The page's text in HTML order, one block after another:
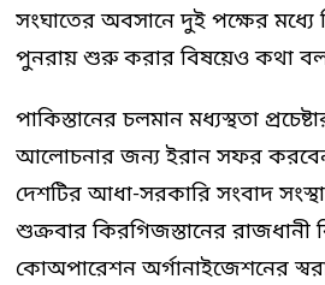
সংঘাতের অবসানে দুই পক্ষের
পুনরায় শুরু করার বিষয়েও কথা
পাকিস্তানের চলমান মধ্যস্থতা
আলোচনার জন্য ইরান সফর
দেশটির আধা-সরকারি সংবাদ
শুক্রবার কিরগিজস্তানের রাজধানী
কোঅপারেশন অর্গানাইজেশনের